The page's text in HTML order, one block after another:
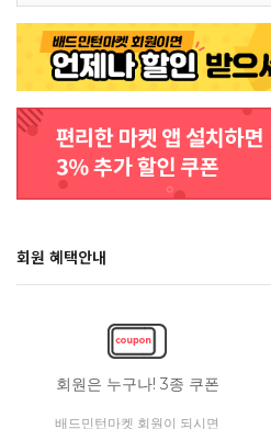
회원 혜택안내
회원은 누구나! 3종 쿠폰
배드민턴마켓 회원이 되시면